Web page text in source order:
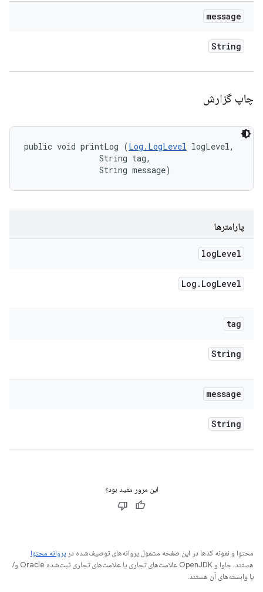
message
String
چاپ گزارش
public void printLog (Log.LogLevel logLevel,
                String tag,
                String message)
پارامترها
logLevel
Log . LogLevel
tag
String
message
String
این مرور مفید بود؟
محتوا و نمونه کدها در این صفحه مشمول پروانه‌های توصیف‌شده در پروانه محتوا
هستند. جاوا و OpenJDK علامت‌های تجاری یا علامت‌های تجاری ثبت‌شده Oracle و/
یا وابسته‌های آن هستند.